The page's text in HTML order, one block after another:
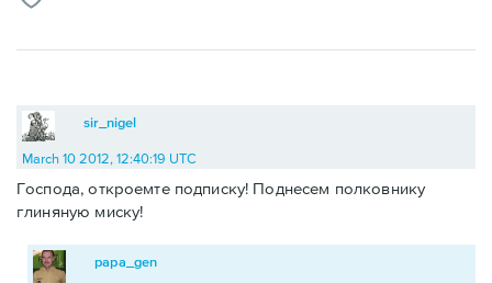
sir_nigel
March 10 2012, 12:40:19 UTC
Господа, откроемте подписку! Поднесем полковнику
глиняную миску!
papa_gen